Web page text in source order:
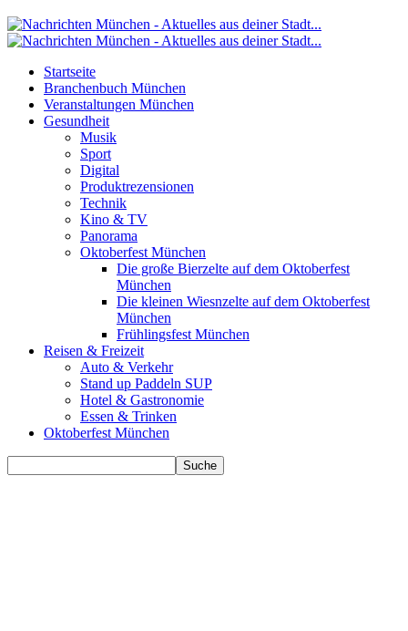
Startseite
Branchenbuch München
Veranstaltungen München
Gesundheit
Musik
Sport
Digital
Produktrezensionen
Technik
Kino & TV
Panorama
Oktoberfest München
Die große Bierzelte auf dem Oktoberfest
München
Die kleinen Wiesnzelte auf dem Oktoberfest
München
Frühlingsfest München
Reisen & Freizeit
Auto & Verkehr
Stand up Paddeln SUP
Hotel & Gastronomie
Essen & Trinken
Oktoberfest München